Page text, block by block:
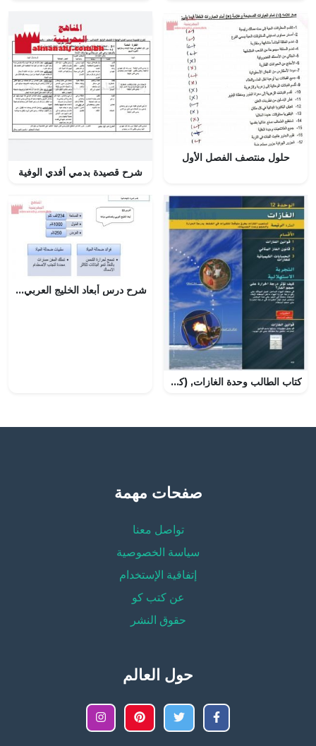
حلول منتصف الفصل الأول
شرح قصيدة بدمي أفدي الوفية
كتاب الطالب وحدة الغازات, (كيمياء) العاشر المتقدم
شرح درس أبعاد الخليج العربي وضحالة مياهه
صفحات مهمة
تواصل معنا
سياسة الخصوصية
إتفاقية الإستخدام
عن كتب كو
حقوق النشر
حول العالم